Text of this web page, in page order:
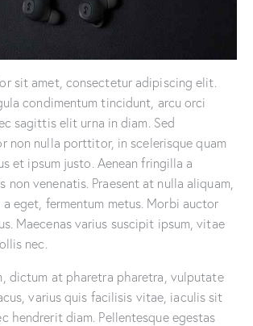
sit amet, consectetur adipiscing elit.
condimentum tincidunt, arcu orci
sagittis elit urna in diam. Sed
non nulla porttitor, in scelerisque quam
et ipsum justo. Aenean fringilla a
non venenatis. Praesent at nulla aliquam,
eget, fermentum metus. Morbi auctor
Maecenas varius suscipit ipsum, vitae
nec.
dictum at pharetra pharetra, vulputate
varius quis facilisis vitae, iaculis sit
hendrerit diam. Pellentesque egestas